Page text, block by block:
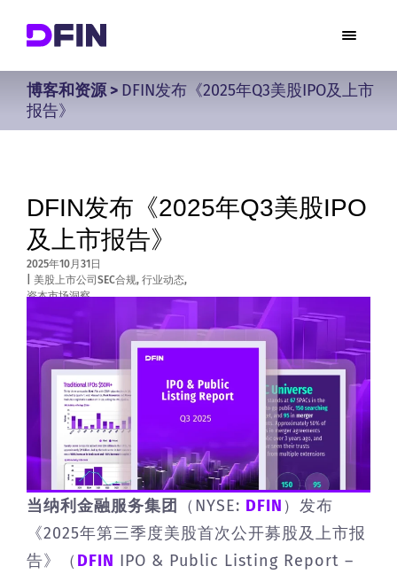
博客和资源> DFIN发布《2025年Q3美股IPO及上市
报告》
DFIN发布《2025年Q3美股IPO
及上市报告》
2025年10月31日
美股上市公司SEC合规, 行业动态,
资本市场洞察
当纳利金融服务集团 （NYSE: DFIN ）发布
《2025年第三季度美股首次公开募股及上市报
告》（ DFIN IPO & Public Listing Report –